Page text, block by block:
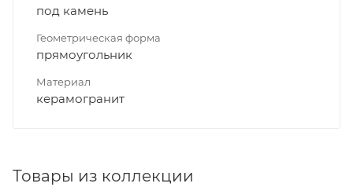
под камень
Геометрическая форма
прямоугольник
Материал
керамогранит
Товары из коллекции